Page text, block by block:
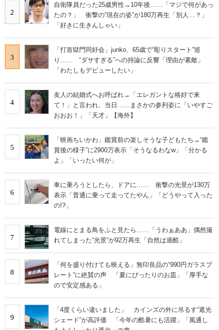
2
自衛隊員だった25歳男性→10年後……「マジで何があっ
たの？」 衝撃の“現在の姿”が180万再生「別人…？」
「好きに生きんしゃい」
3
「打首獄門同好会」junko、65歳で“彫りスタート”巡
り…… “ダサすぎる”への持論に反響「理由が素敵」
「わたしもデビューしたい」
4
友人の結婚式へお呼ばれ→「エレガントな格好で来
て！」と言われ、当日……まさかの参列姿に「いやすご
おおお！」「天才」【海外】
5
「映画ちいかわ」鑑賞前の楽しそうな子どもたち→“鑑
賞後の様子”に2900万表示「そうなるわなw」「分かる
よ」「いったい何が」
6
車に乗ろうとしたら、ドアに…… 衝撃の光景が130万
表示「普通に乗って走ってたやん」「どうやって入った
の!?」
7
電線にとまる鳥をふと見たら……「うわぁああ」偶然撮
れてしまった“光景”が92万再生「自然は過酷」
8
「何を盛り付けても映える」無印良品の“990円ガラスプ
レート”に絶賛の声 「夏にぴったりのお皿」「厚手な
ので安定感ある」
9
「4度くらい違いました」 カインズの外に吊るす“遮光
シェード”が高評価 「今年の酷暑にも活躍」「風通し